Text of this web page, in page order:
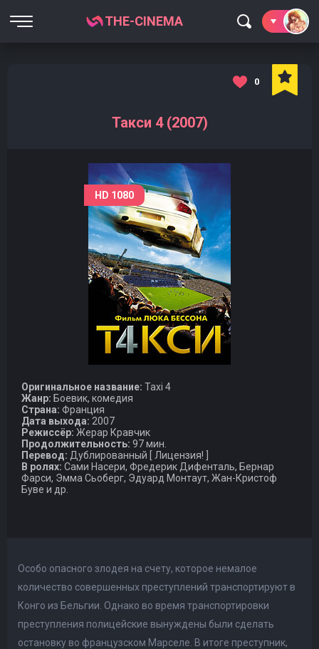
THE-CINEMA
Такси 4 (2007)
0
HD 1080
Оригинальное название: Taxi 4
Жанр: Боевик, комедия
Страна: Франция
Дата выхода: 2007
Режиссёр: Жерар Кравчик
Продолжительность: 97 мин.
Перевод: Дублированный [ Лицензия! ]
В ролях: Сами Насери, Фредерик Дифенталь, Бернар
Фарси, Эмма Сьоберг, Эдуард Монтаут, Жан-Кристоф
Буве и др.
Особо опасного злодея на счету, которое немалое
количество совершенных преступлений транспортируют в
Конго из Бельгии. Однако во время транспортировки
преступления полицейские вынуждены были сделать
остановку во французском Марселе. В итоге преступник,